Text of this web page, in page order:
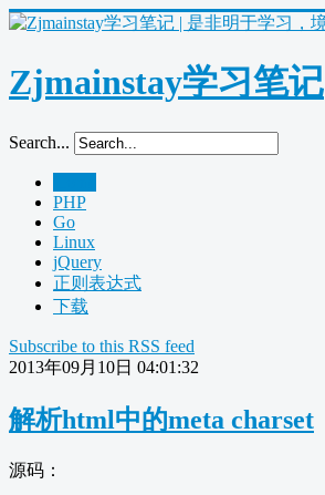
Zjmainstay学习笔记
Search...
PHP
Go
Linux
jQuery
正则表达式
下载
Subscribe to this RSS feed
2013年09月10日 04:01:32
解析html中的meta charset
源码：